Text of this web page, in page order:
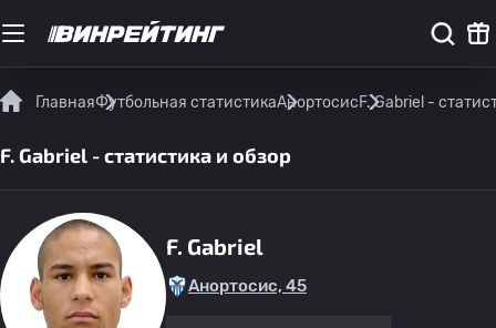
ГлавнаяФутбольная статистикаАнортосисF. Gabriel -
F. Gabriel - статистика и обзор
F. Gabriel
Анортосис, 45